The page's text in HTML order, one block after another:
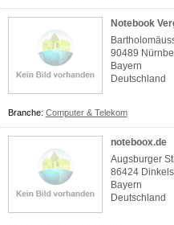
Notebook
90489
Bayern
Deutschland
Branche: Computer & Telekom
noteboox.de
Augsburger
86424
Bayern
Deutschland